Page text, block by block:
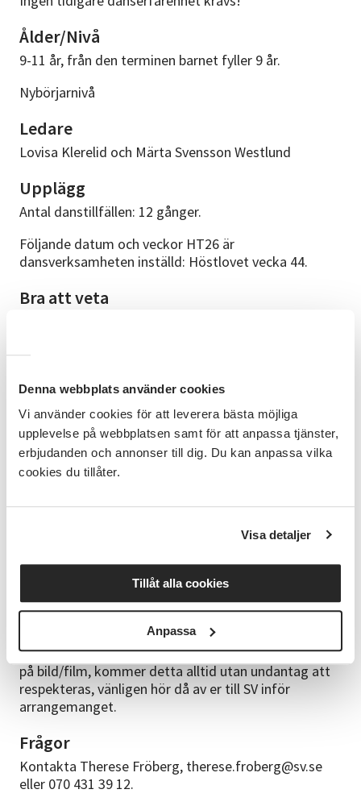
Denna webbplats använder cookies
Vi använder cookies för att leverera bästa möjliga
upplevelse på webbplatsen samt för att anpassa tjänster,
erbjudanden och annonser till dig. Du kan anpassa vilka
cookies du tillåter.
Visa detaljer
Tillåt alla cookies
Anpassa
Ålder/Nivå
9-11 år, från den terminen barnet fyller 9 år.
Nybörjarnivå
Ledare
Lovisa Klerelid och Märta Svensson Westlund
Upplägg
Antal danstillfällen: 12 gånger.
Följande datum och veckor HT26 är
dansverksamheten inställd: Höstlovet vecka 44.
Bra att veta
av danssko. Ta gärna med vattenflaska.
Anmälningsvillkor
Alla kursstarter är preliminära. Du får en kallelse till
kursen med definitivt startdatum cirka en vecka
innan kursstart. Har du uppgett en mejladress
skickas kallelsen på mejl, annars kommer den med
hänvisas till www.sv.se
Härmed informerar vi dig som vårdnadshavare om
att vi ibland fotar/filmar vår verksamhet för att
informera om och visa upp för andra. Bilder/filmer
kan komma att publiceras på SV:s hemsida,
Facebook, Instagram, i verksamhetsberättelse eller
skickas till tidningen. Om ert barn inte får vara med
på bild/film, kommer detta alltid utan undantag att
respekteras, vänligen hör då av er till SV inför
arrangemanget.
Frågor
Kontakta Therese Fröberg, therese.froberg@sv.se
eller 070 431 39 12.